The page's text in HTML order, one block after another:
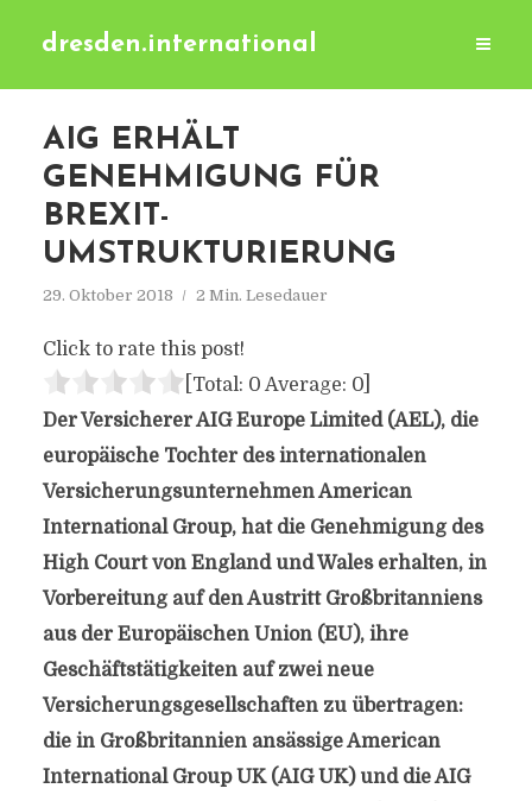
dresden.international
AIG ERHÄLT
GENEHMIGUNG FÜR
BREXIT-
UMSTRUKTURIERUNG
29. Oktober 2018 2 Min. Lesedauer
Click to rate this post!
[Total: 0 Average: 0]
Der Versicherer AIG Europe Limited (AEL), die
europäische Tochter des internationalen
Versicherungsunternehmen American
International Group, hat die Genehmigung des
High Court von England und Wales erhalten, in
Vorbereitung auf den Austritt Großbritanniens
aus der Europäischen Union (EU), ihre
Geschäftstätigkeiten auf zwei neue
Versicherungsgesellschaften zu übertragen:
die in Großbritannien ansässige American
International Group UK (AIG UK) und die AIG